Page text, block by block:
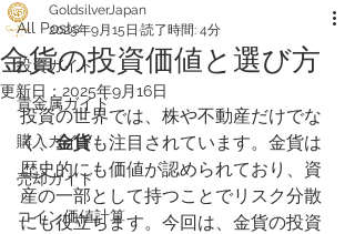
All Posts
投資ガイド
貴金属ガイド
購入ガイド
売却ガイド
​コイン価値計算
金貨の投資価値と選び方
GoldsilverJapan
2025年9月15日 読了時間: 4分
更新日： 2025年9月16日
投資の世界では、株や不動産だけでな
く、金貨も注目されています。金貨は
歴史的にも価値が認められており、資
産の一部として持つことでリスク分散
にも役立ちます。今回は、金貨の投資